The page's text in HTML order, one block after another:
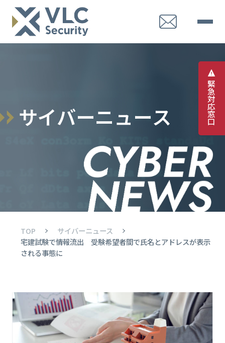
緊
急
対
応
窓
口
サイバーニュース
TOP
サイバーニュース
宅建試験で情報流出 受験希望者間で氏名とアドレスが表示
される事態に